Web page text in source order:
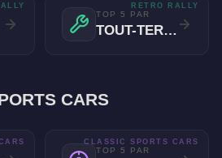
TOP 5 PAR
TOUT-TERRAIN
RETRO RALLY
CARS
TOP 5 PAR
CLASSIC SPORTS CARS